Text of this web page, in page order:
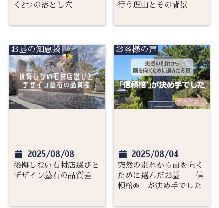
く2つの落とし穴
行う理由とその背景
お墓の知恵袋
2025/08/08
後悔しない石材店選びと
デザイン墓石の品質差
お客様の声
2025/08/04
突然の別れから前を向く
ために選んだお墓｜「信
頼棺®」が決め手でした